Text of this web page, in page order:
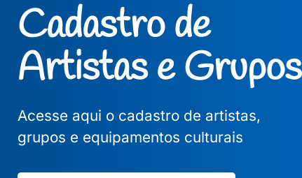
Cadastro de
Artistas e Grupos
Acesse aqui o cadastro de artistas,
grupos e equipamentos culturais